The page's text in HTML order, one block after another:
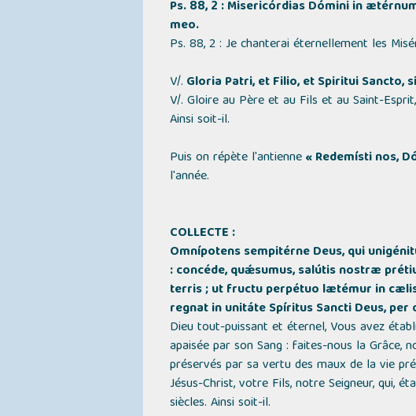
Ps. 88, 2 : Misericórdias Dómini in
meo.
Ps. 88, 2 : Je chanterai éternellement les
V/. Gloria Patri, et Filio, et Spiritui Sancto,
V/. Gloire au Père et au Fils et au Saint-
Ainsi soit-il.
Puis on répète l'antienne« Redemísti nos,
l'année.
COLLECTE :
Omnípotens sempitérne Deus, qui
: concéde, quǽsumus, salútis nostræ
terris ; ut fructu perpétuo lætémur in
regnat in unitáte Spíritus Sancti Deus,
Dieu tout-puissant et éternel, Vous avez
apaisée par son Sang : faites-nous la Grâce,
préservés par sa vertu des maux de la vie
Jésus-Christ, votre Fils, notre Seigneur, qui,
siècles. Ainsi soit-il.